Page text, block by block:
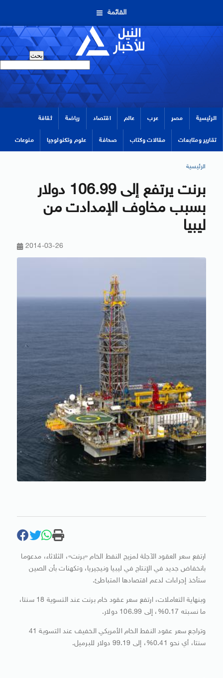
القائمة
الرئيسية مصر عرب عالم اقتصاد رياضة ثقافة
تقارير ومتابعات مقالات وكتاب صحافة علوم وتكنولوجيا منوعات
الرئيسية
برنت يرتفع إلى 106.99 دولار
بسبب مخاوف الإمدادت من
ليبيا
2014-03-26
ارتفع سعر العقود الآجلة لمزيج النفط الخام «برنت»، الثلاثاء، مدعوما
بانخفاض جديد في الإنتاج في ليبيا ونيجيريا، وتكهنات بأن الصين
ستأخذ إجراءات لدعم اقتصادها المتباطئ.
وبنهاية التعاملات، ارتفع سعر عقود خام برنت عند التسوية 18 سنتا،
ما نسبته 0.17%، إلى 106.99 دولار.
وتراجع سعر عقود النفط الخام الأمريكي الخفيف عند التسوية 41
سنتا، أي نحو 0.41%، إلى 99.19 دولار للبرميل.